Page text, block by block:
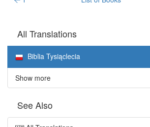
All Translations
Biblia Tysiąclecia
Show more
See Also